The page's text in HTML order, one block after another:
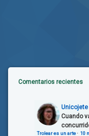
Comentarios recientes
Unicojete
Cuando
Trolear es un arte· 10